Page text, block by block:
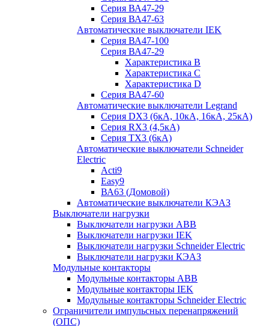
Серия ВА47-29
Серия ВА47-63
Автоматические выключатели IEK
Серия ВА47-100
Серия ВА47-29
Характеристика B
Характеристика C
Характеристика D
Серия ВА47-60
Автоматические выключатели Legrand
Серия DX3 (6кА, 10кА, 16кА, 25кА)
Серия RX3 (4,5кА)
Серия TX3 (6кА)
Автоматические выключатели Schneider
Electric
Acti9
Easy9
ВА63 (Домовой)
Автоматические выключатели КЭАЗ
Выключатели нагрузки
Выключатели нагрузки ABB
Выключатели нагрузки IEK
Выключатели нагрузки Schneider Electric
Выключатели нагрузки КЭАЗ
Модульные контакторы
Модульные контакторы ABB
Модульные контакторы IEK
Модульные контакторы Schneider Electric
Ограничители импульсных перенапряжений
(ОПС)